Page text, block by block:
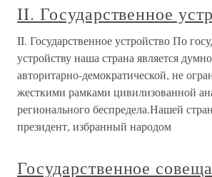
II. Государственное
II. Государственное устройство По
устройству наша страна является
авторитарно-демократической, не
жесткими рамками цивилизованной
регионального беспредела.Нашей
президент, избранный народом
Государственное